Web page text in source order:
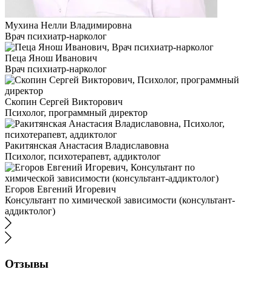
Мухина Нелли Владимировна
Врач психиатр-нарколог
Пеца Янош Иванович
Врач психиатр-нарколог
Скопин Сергей Викторович
Психолог, программный директор
Ракитянская Анастасия Владиславовна
Психолог, психотерапевт, аддиктолог
Егоров Евгений Игоревич
Консультант по химической зависимости (консультант-
аддиктолог)
Отзывы